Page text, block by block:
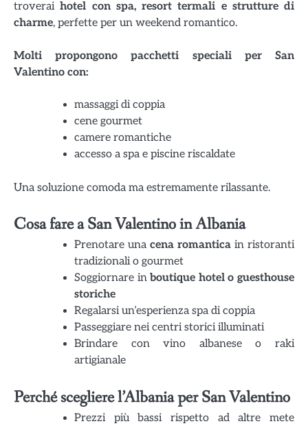
troveraihotel con spa, resort termali e strutture di
charme, perfette per un weekend romantico.
Molti propongono pacchetti speciali per San
Valentino con:
massaggi di coppia
cene gourmet
camere romantiche
accesso a spa e piscine riscaldate
Una soluzione comoda ma estremamente rilassante.
Cosa fare a San Valentino in Albania
Prenotare una cena romantica in ristoranti
tradizionali o gourmet
Soggiornare inboutique hotel o guesthouse
storiche
Regalarsi un’esperienza spa di coppia
Passeggiare nei centri storici illuminati
Brindare con vino albanese o raki
artigianale
Perché scegliere l’Albania per San Valentino
Prezzi più bassi rispetto ad altre mete